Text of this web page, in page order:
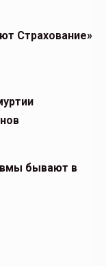
Страхование»
бывают в